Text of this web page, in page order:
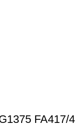
FA417/